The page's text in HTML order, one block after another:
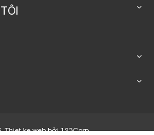
Thiet ke webbởi123Corp